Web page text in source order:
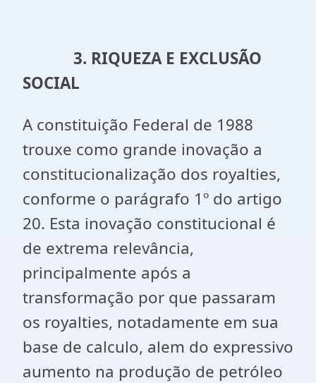
3. RIQUEZA E EXCLUSÃO
SOCIAL
A constituição Federal de 1988
trouxe como grande inovação a
constitucionalização dos royalties,
conforme o parágrafo 1º do artigo
20. Esta inovação constitucional é
de extrema relevância,
principalmente após a
transformação por que passaram
os royalties, notadamente em sua
base de calculo, alem do expressivo
aumento na produção de petróleo